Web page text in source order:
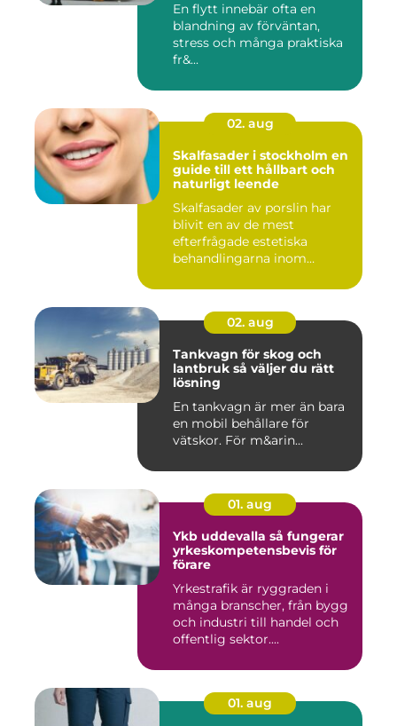
En flytt innebär ofta en
blandning av förväntan,
stress och många praktiska
fr&...
02. aug
Skalfasader i stockholm en
guide till ett hållbart och
naturligt leende
Skalfasader av porslin har
blivit en av de mest
efterfrågade estetiska
behandlingarna inom
02. aug
Tankvagn för skog och
lantbruk så väljer du rätt
lösning
En tankvagn är mer än bara
en mobil behållare för
vätskor. För m&arin...
01. aug
Ykb uddevalla så fungerar
yrkeskompetensbevis för
förare
Yrkestrafik är ryggraden i
många branscher, från bygg
och industri till handel och
offentlig sektor....
01. aug